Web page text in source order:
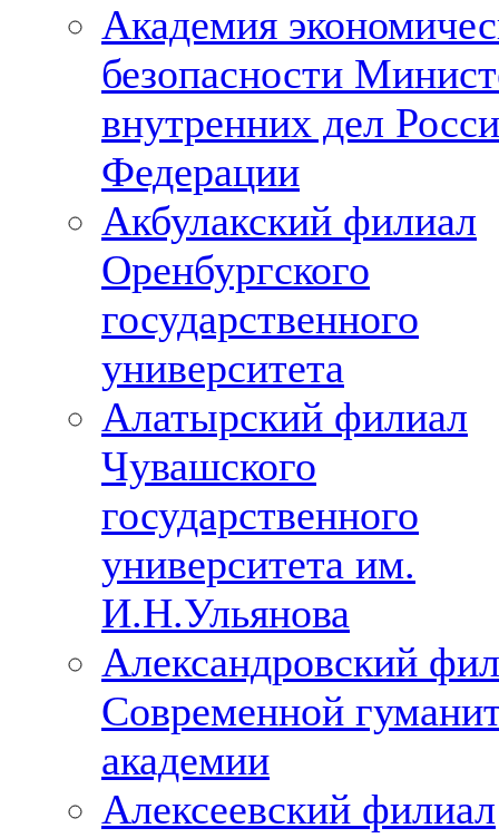
Академия
безопасности
внутренних дел
Федерации
Акбулакский филиал
Оренбургского
государственного
университета
Алатырский филиал
Чувашского
государственного
университета им.
И.Н.Ульянова
Александровский
Современной
академии
Алексеевский филиал